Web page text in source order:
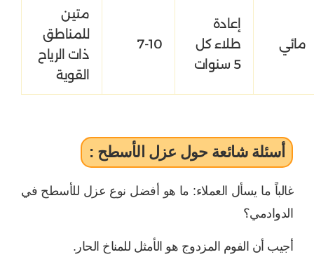
مائي
إعادة
طلاء كل
5 سنوات
7-10
متين
للمناطق
ذات الرياح
القوية
أسئلة شائعة حول عزل الأسطح :
غالباً ما يسأل العملاء: ما هو أفضل نوع عزل للأسطح في
الدوادمي؟
أجيب أن الفوم المزدوج هو الأمثل للمناخ الحار.